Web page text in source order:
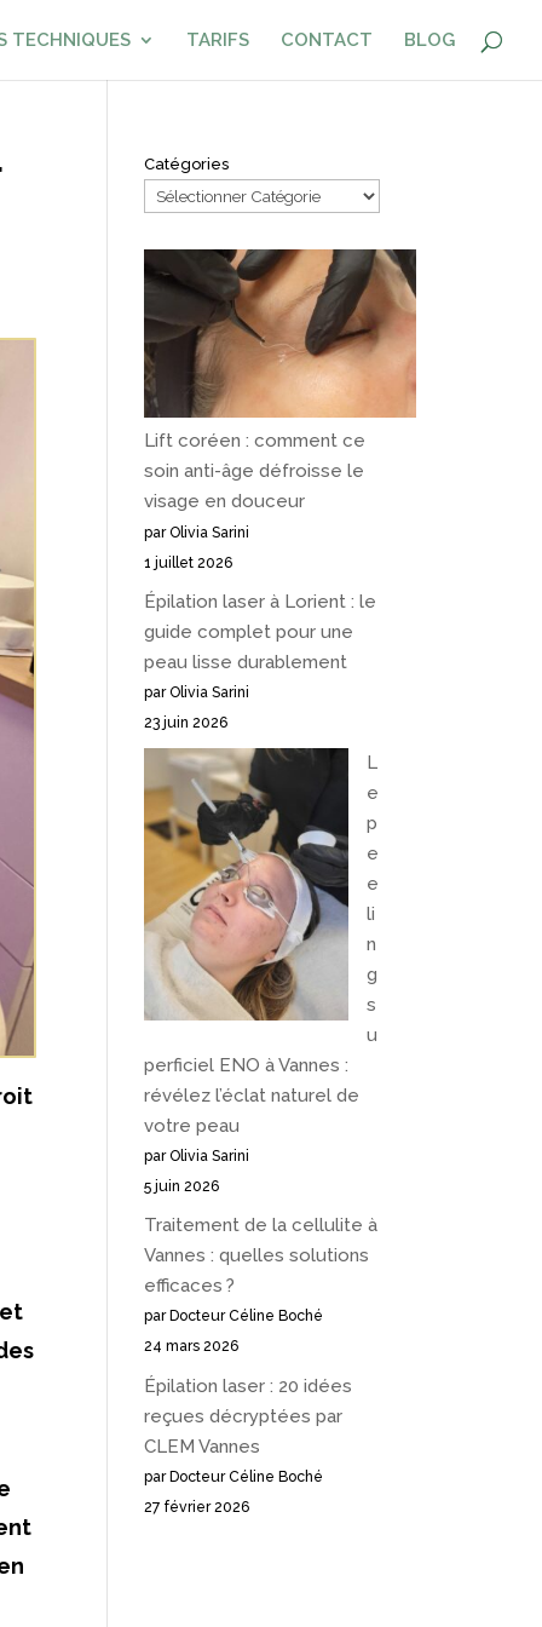
TECHNIQUES TARIFS CONTACT BLOG
Catégories
Lift coréen : comment ce
soin anti-âge défroisse le
visage en douceur
par Olivia Sarini
1 juillet 2026
Épilation laser à Lorient : le
guide complet pour une
peau lisse durablement
par Olivia Sarini
23 juin 2026
L
e
p
e
e
li
n
g
s
u
perficiel ENO à Vannes :
révélez l’éclat naturel de
votre peau
par Olivia Sarini
5 juin 2026
Traitement de la cellulite à
Vannes : quelles solutions
efficaces ?
par Docteur Céline Boché
24 mars 2026
Épilation laser : 20 idées
reçues décryptées par
CLEM Vannes
par Docteur Céline Boché
27 février 2026